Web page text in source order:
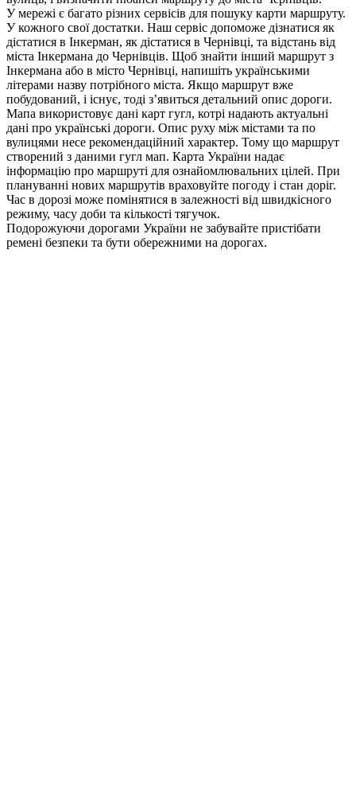
У мережі є багато різних сервісів для пошуку карти маршруту.
У кожного свої достатки. Наш сервіс допоможе дізнатися як
дістатися в Інкерман, як дістатися в Чернівці, та відстань від
міста Інкермана до Чернівців. Щоб знайти інший маршрут з
Інкермана або в місто Чернівці, напишіть українськими
літерами назву потрібного міста. Якщо маршрут вже
побудований, і існує, тоді з’явиться детальний опис дороги.
Мапа використовує дані карт гугл, котрі надають актуальні
дані про українські дороги. Опис руху між містами та по
вулицями несе рекомендаційний характер. Тому що маршрут
створений з даними гугл мап. Карта України надає
інформацію про маршруті для ознайомлювальних цілей. При
плануванні нових маршрутів враховуйте погоду і стан доріг.
Час в дорозі може помінятися в залежності від швидкісного
режиму, часу доби та кількості тягучок.
Подорожуючи дорогами України не забувайте пристібати
ремені безпеки та бути обережними на дорогах.